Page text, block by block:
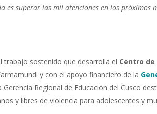
es superar las mil atenciones en los próximos
sostenido que desarrolla el Centro
y con el apoyo financiero de la
Regional de Educación del Cusco
y libres de violencia para adolescentes y